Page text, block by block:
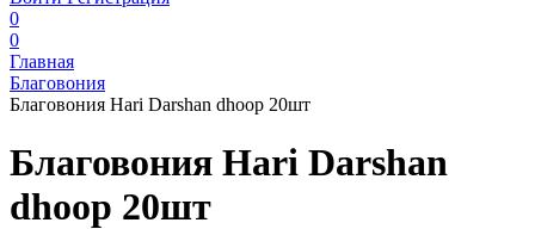
0
0
Главная
Благовония
Благовония Hari Darshan dhoop 20шт
Благовония Hari Darshan
dhoop 20шт